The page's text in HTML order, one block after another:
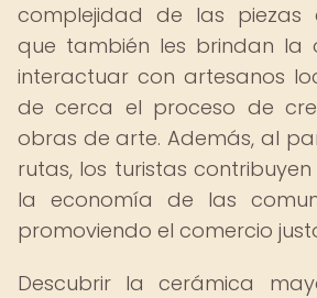
complejidad de las piezas
que también les brindan la
interactuar con artesanos
de cerca el proceso de
obras de arte. Además, al
rutas, los turistas
la economía de las
promoviendo el comercio
Descubrir la cerámica